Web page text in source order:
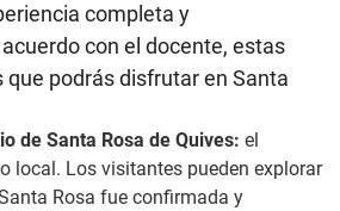
completa y
con el docente, estas
que podrás disfrutar en Santa
de Santa Rosa de Quives: el
local. Los visitantes pueden explorar
Rosa fue confirmada y